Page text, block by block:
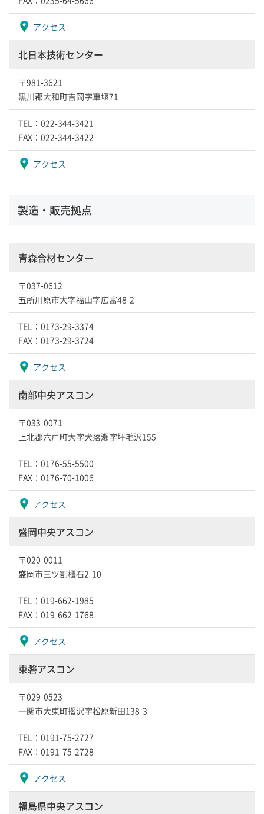
アクセス
北日本技術センター
〒981-3621
黒川郡大和町吉岡字車堰71
TEL：022-344-3421
FAX：022-344-3422
アクセス
製造・販売拠点
青森合材センター
〒037-0612
五所川原市大字福山字広富48-2
TEL：0173-29-3374
FAX：0173-29-3724
アクセス
南部中央アスコン
〒033-0071
上北郡六戸町大字犬落瀬字坪毛沢155
TEL：0176-55-5500
FAX：0176-70-1006
アクセス
盛岡中央アスコン
〒020-0011
盛岡市三ツ割櫃石2-10
TEL：019-662-1985
FAX：019-662-1768
アクセス
東磐アスコン
〒029-0523
一関市大東町摺沢字松原新田138-3
TEL：0191-75-2727
FAX：0191-75-2728
アクセス
福島県中央アスコン